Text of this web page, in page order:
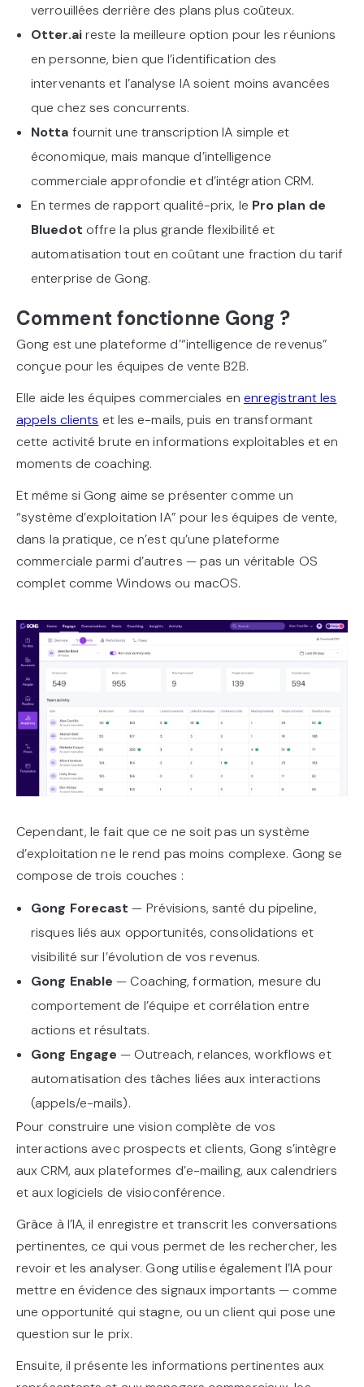
verrouillées derrière des plans plus coûteux.
Otter.aireste la meilleure option pour les réunions
en personne, bien que l’identification des
intervenants et l’analyse IA soient moins avancées
que chez ses concurrents.
Notta fournit une transcription IA simple et
économique, mais manque d’intelligence
commerciale approfondie et d’intégration CRM.
En termes de rapport qualité-prix, le Pro plan de
Bluedot offre la plus grande flexibilité et
automatisation tout en coûtant une fraction du tarif
enterprise de Gong.
Comment fonctionne Gong ?
Gong est une plateforme d’“intelligence de revenus”
conçue pour les équipes de vente B2B.
Elle aide les équipes commerciales en enregistrant les
appels clients et les e-mails, puis en transformant
cette activité brute en informations exploitables et en
moments de coaching.
Et même si Gong aime se présenter comme un
“système d’exploitation IA” pour les équipes de vente,
dans la pratique, ce n’est qu’une plateforme
commerciale parmi d’autres — pas un véritable OS
complet comme Windows ou macOS.
Cependant, le fait que ce ne soit pas un système
d’exploitation ne le rend pas moins complexe. Gong se
compose de trois couches :
Gong Forecast — Prévisions, santé du pipeline,
risques liés aux opportunités, consolidations et
visibilité sur l’évolution de vos revenus.
Gong Enable — Coaching, formation, mesure du
comportement de l’équipe et corrélation entre
actions et résultats.
Gong Engage — Outreach, relances, workflows et
automatisation des tâches liées aux interactions
(appels/e-mails).
Pour construire une vision complète de vos
interactions avec prospects et clients, Gong s’intègre
aux CRM, aux plateformes d’e-mailing, aux calendriers
et aux logiciels de visioconférence.
Grâce à l’IA, il enregistre et transcrit les conversations
pertinentes, ce qui vous permet de les rechercher, les
revoir et les analyser. Gong utilise également l’IA pour
mettre en évidence des signaux importants — comme
une opportunité qui stagne, ou un client qui pose une
question sur le prix.
Ensuite, il présente les informations pertinentes aux